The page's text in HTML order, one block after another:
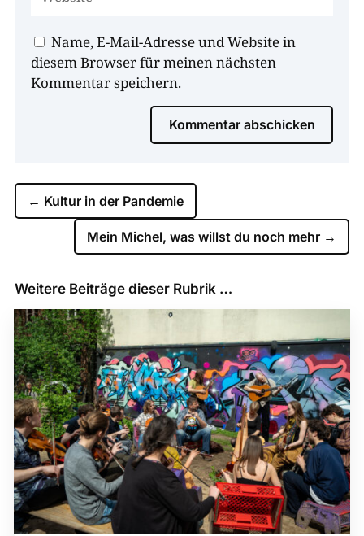
Name, E-Mail-Adresse und Website in
diesem Browser für meinen nächsten
Kommentar speichern.
Kommentar abschicken
← Kultur in der Pandemie
Mein Michel, was willst du noch mehr →
Weitere Beiträge dieser Rubrik …